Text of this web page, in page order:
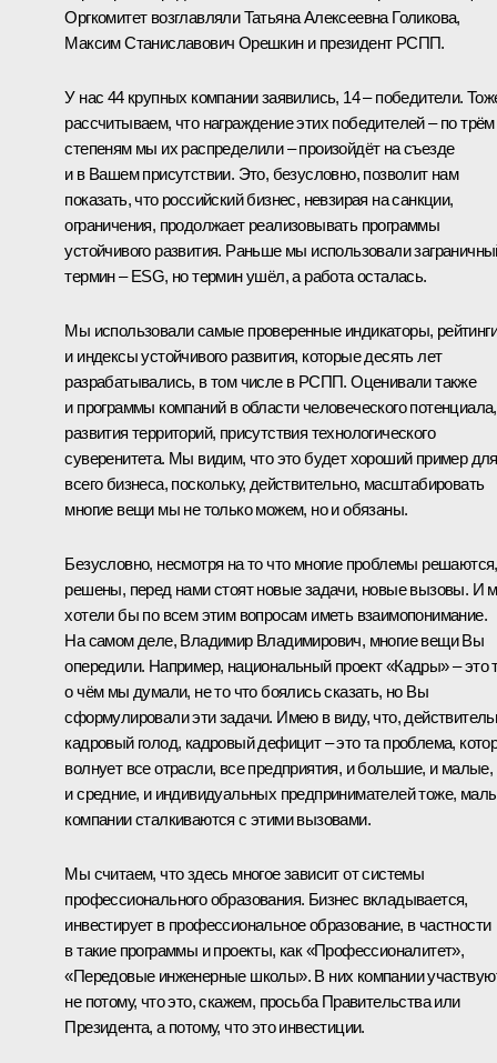
Оргкомитет возглавляли Татьяна Алексеевна Голикова,
Максим Станиславович Орешкин и президент РСПП.
У нас 44 крупных компании заявились, 14 – победители.
рассчитываем, что награждение этих победителей – по трём
степеням мы их распределили – произойдёт на съезде
и в Вашем присутствии. Это, безусловно, позволит нам
показать, что российский бизнес, невзирая на санкции,
ограничения, продолжает реализовывать программы
устойчивого развития. Раньше мы использовали
термин – ESG, но термин ушёл, а работа осталась.
Мы использовали самые проверенные индикаторы, рейтинги
и индексы устойчивого развития, которые десять лет
разрабатывались, в том числе в РСПП. Оценивали также
и программы компаний в области человеческого потенциала,
развития территорий, присутствия технологического
суверенитета. Мы видим, что это будет хороший пример для
всего бизнеса, поскольку, действительно, масштабировать
многие вещи мы не только можем, но и обязаны.
Безусловно, несмотря на то что многие проблемы решаются,
решены, перед нами стоят новые задачи, новые вызовы. И
хотели бы по всем этим вопросам иметь взаимопонимание.
На самом деле, Владимир Владимирович, многие вещи Вы
опередили. Например, национальный проект «Кадры» – это
о чём мы думали, не то что боялись сказать, но Вы
сформулировали эти задачи. Имею в виду, что,
кадровый голод, кадровый дефицит – это та проблема,
волнует все отрасли, все предприятия, и большие, и малые,
и средние, и индивидуальных предпринимателей тоже,
компании сталкиваются с этими вызовами.
Мы считаем, что здесь многое зависит от системы
профессионального образования. Бизнес вкладывается,
инвестирует в профессиональное образование, в частности
в такие программы и проекты, как «Профессионалитет»,
«Передовые инженерные школы». В них компании
не потому, что это, скажем, просьба Правительства или
Президента, а потому, что это инвестиции.